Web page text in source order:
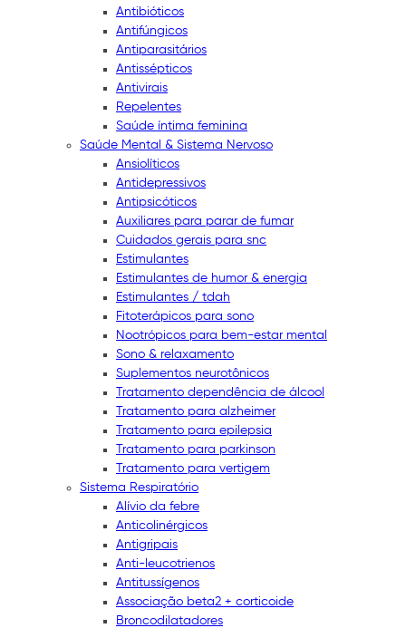
Antibióticos
Antifúngicos
Antiparasitários
Antissépticos
Antivirais
Repelentes
Saúde íntima feminina
Saúde Mental & Sistema Nervoso
Ansiolíticos
Antidepressivos
Antipsicóticos
Auxiliares para parar de fumar
Cuidados gerais para snc
Estimulantes
Estimulantes de humor & energia
Estimulantes / tdah
Fitoterápicos para sono
Nootrópicos para bem-estar mental
Sono & relaxamento
Suplementos neurotônicos
Tratamento dependência de álcool
Tratamento para alzheimer
Tratamento para epilepsia
Tratamento para parkinson
Tratamento para vertigem
Sistema Respiratório
Alívio da febre
Anticolinérgicos
Antigripais
Anti-leucotrienos
Antitussígenos
Associação beta2 + corticoide
Broncodilatadores